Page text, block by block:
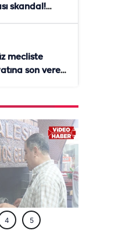
skandal!
mecliste
son veren
4 5